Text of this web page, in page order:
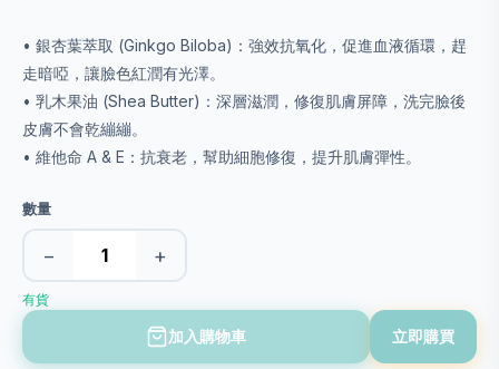
• 銀杏葉萃取 (Ginkgo Biloba)：強效抗氧化，促進血液循環，趕
走暗啞，讓臉色紅潤有光澤。
• 乳木果油 (Shea Butter)：深層滋潤，修復肌膚屏障，洗完臉後
皮膚不會乾繃繃。
• 維他命 A & E：抗衰老，幫助細胞修復，提升肌膚彈性。
數量
− +
有貨
加入購物車 立即購買